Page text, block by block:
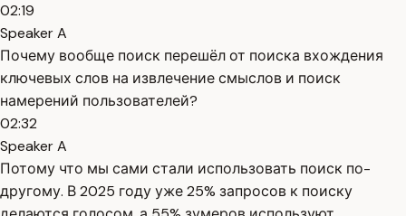
02:19
Speaker A
Почему вообще поиск перешёл от поиска вхождения
ключевых слов на извлечение смыслов и поиск
намерений пользователей?
02:32
Speaker A
Потому что мы сами стали использовать поиск по-
другому. В 2025 году уже 25% запросов к поиску